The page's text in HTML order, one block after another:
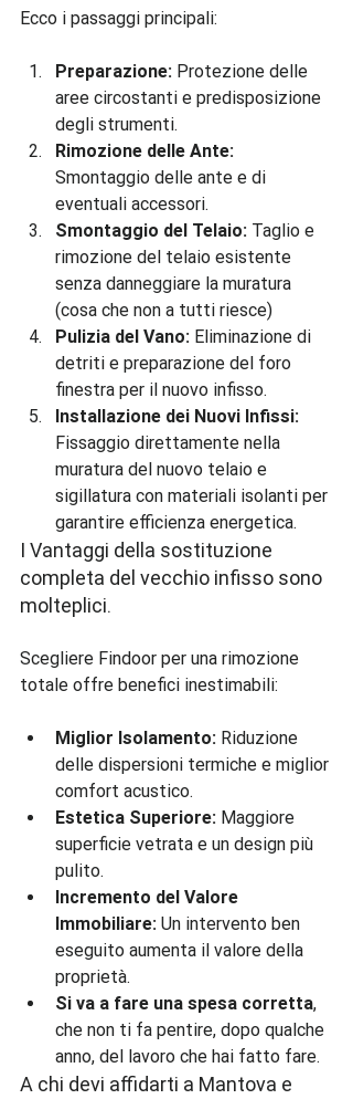
Preparazione: Protezione delle
aree circostanti e predisposizione
degli strumenti.
Rimozione delle Ante:
Smontaggio delle ante e di
eventuali accessori.
Smontaggio del Telaio: Taglio e
rimozione del telaio esistente
senza danneggiare la muratura
(cosa che non a tutti riesce)
Pulizia del Vano: Eliminazione di
detriti e preparazione del foro
finestra per il nuovo infisso.
Installazione dei Nuovi Infissi:
Fissaggio direttamente nella
muratura del nuovo telaio e
sigillatura con materiali isolanti per
garantire efficienza energetica.
I Vantaggi della sostituzione
completa del vecchio infisso sono
molteplici.
Scegliere Findoor per una rimozione
Miglior Isolamento: Riduzione
delle dispersioni termiche e miglior
comfort acustico.
Estetica Superiore: Maggiore
superficie vetrata e un design più
pulito.
Incremento del Valore
Immobiliare: Un intervento ben
eseguito aumenta il valore della
proprietà.
Si va a fare una spesa corretta,
che non ti fa pentire, dopo qualche
anno, del lavoro che hai fatto fare.
A chi devi affidarti a Mantova e